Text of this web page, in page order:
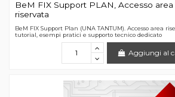
BeM FIX Support PLAN, Accesso area
riservata
BeM FIX Support Plan (UNA TANTUM). Accesso area
tutorial, esempi pratici e supporto tecnico dedicato
Aggiungi al